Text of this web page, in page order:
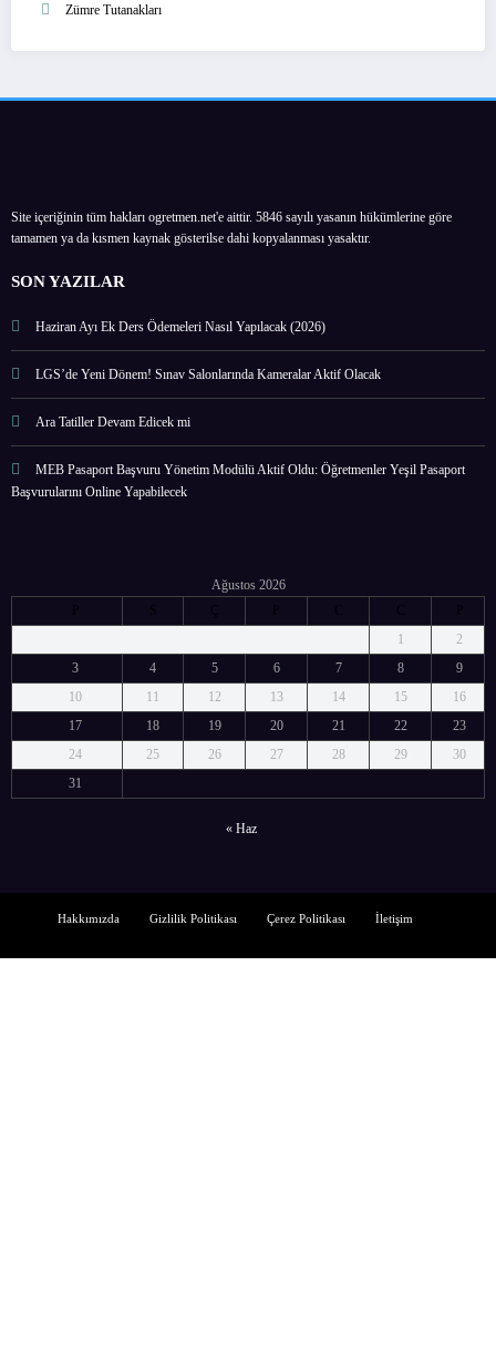
Zümre Tutanakları
Site içeriğinin tüm hakları ogretmen.net'e aittir. 5846 sayılı yasanın hükümlerine göre
tamamen ya da kısmen kaynak gösterilse dahi kopyalanması yasaktır.
SON YAZILAR
Haziran Ayı Ek Ders Ödemeleri Nasıl Yapılacak (2026)
LGS’de Yeni Dönem! Sınav Salonlarında Kameralar Aktif Olacak
Ara Tatiller Devam Edicek mi
MEB Pasaport Başvuru Yönetim Modülü Aktif Oldu: Öğretmenler Yeşil Pasaport
Başvurularını Online Yapabilecek
Ağustos 2026
P
S Ç P C C
P
1
2
3
4 5 6 7 8
9
10
11 12 13 14 15
16
17
18 19 20 21 22
23
24
25 26 27 28 29
30
31
« Haz
Hakkımızda Gizlilik Politikası Çerez Politikası İletişim